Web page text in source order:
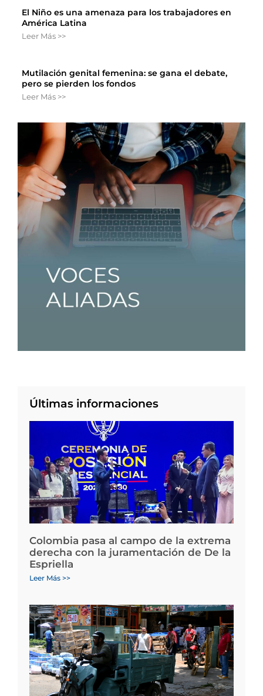
El Niño es una amenaza para los trabajadores en
América Latina
Leer Más >>
Mutilación genital femenina: se gana el debate,
pero se pierden los fondos
Leer Más >>
Últimas informaciones
Colombia pasa al campo de la extrema
derecha con la juramentación de De la
Espriella
Leer Más >>